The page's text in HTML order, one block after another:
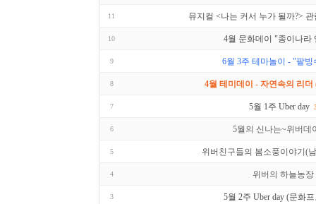
11 뮤지컬 <나는 커서 누가 될까?>
10 4월 문화데이 "종이나라
9 6월 3주 테마놀이 - "팥빙
8 4월 테미데이 - 자연속의 리더
7 5월 1주 Uber day
6 5월의 신나는~위버데
5 위버친구들의 봄소풍이야기(
4 위버의 하늘농장
3 5월 2주 Uber day (문화